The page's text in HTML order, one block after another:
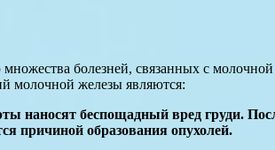
болезней, связанных с
молочной железы являются:
беспощадный вред груди.
причиной образования опухолей.